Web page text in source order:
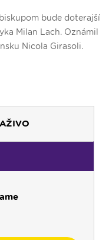
bude doterajší
Milan Lach. Oznámil
Nicola Girasoli.